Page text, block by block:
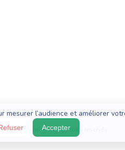
Nounouland — Tous droits réservés
mesurer l’audience et améliorer
Accepter